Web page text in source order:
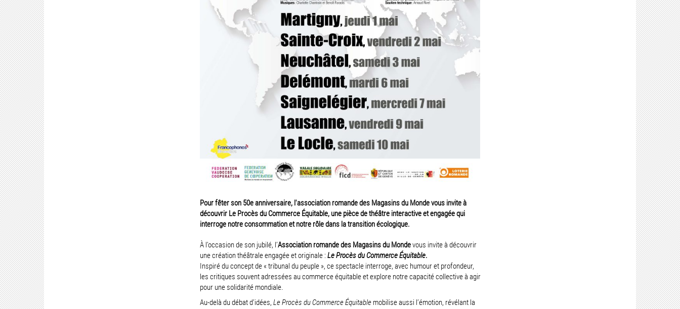
Pour fêter son 50e anniversaire, l'association romande des Magasins du Monde vous invite à
découvrir Le Procès du Commerce Équitable, une pièce de théâtre interactive et engagée qui
interroge notre consommation et notre rôle dans la transition écologique.
À l’occasion de son jubilé, l’Association romande des Magasins du Mondevous invite à découvrir
une création théâtrale engagée et originale :Le Procès du Commerce Équitable.
Inspiré du concept de « tribunal du peuple », ce spectacle interroge, avec humour et profondeur,
les critiques souvent adressées au commerce équitable et explore notre capacité collective à agir
pour une solidarité mondiale.
Au-delà du débat d’idées, Le Procès du Commerce Équitablemobilise aussi l’émotion, révélant la